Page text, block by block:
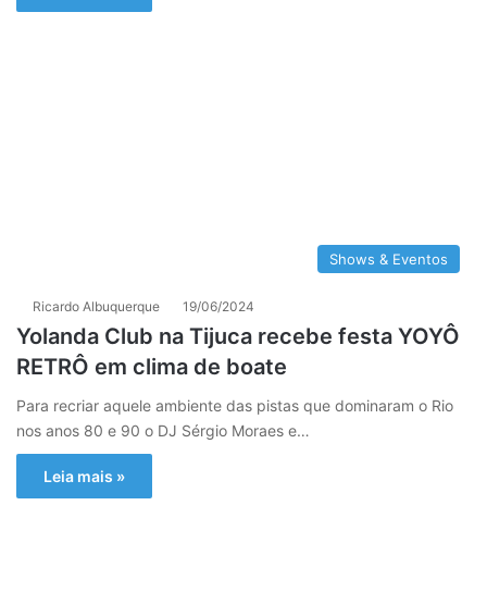
Shows & Eventos
Ricardo Albuquerque 19/06/2024
Yolanda Club na Tijuca recebe festa YOYÔ
RETRÔ em clima de boate
Para recriar aquele ambiente das pistas que dominaram o Rio
nos anos 80 e 90 o DJ Sérgio Moraes e…
Leia mais »